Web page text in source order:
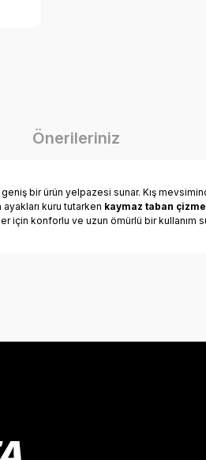
Önerileriniz
bir ürün yelpazesi sunar. Kış
kuru tutarken kaymaz taban çizme
için konforlu ve uzun ömürlü bir kullanım